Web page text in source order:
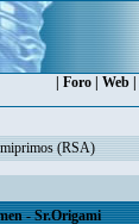
Foro Web
(RSA)
- Sr.Origami